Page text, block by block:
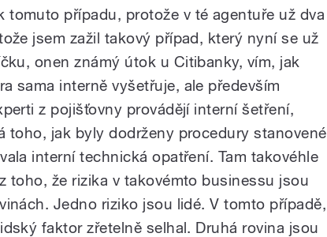
tomuto případu, protože v té agentuře už dva
jsem zažil takový případ, který nyní se už
onen známý útok u Citibanky, vím, jak
sama interně vyšetřuje, ale především
z pojišťovny provádějí interní šetření,
toho, jak byly dodrženy procedury stanovené
interní technická opatření. Tam takovéhle
toho, že rizika v takovémto businessu jsou
Jedno riziko jsou lidé. V tomto případě,
faktor zřetelně selhal. Druhá rovina jsou